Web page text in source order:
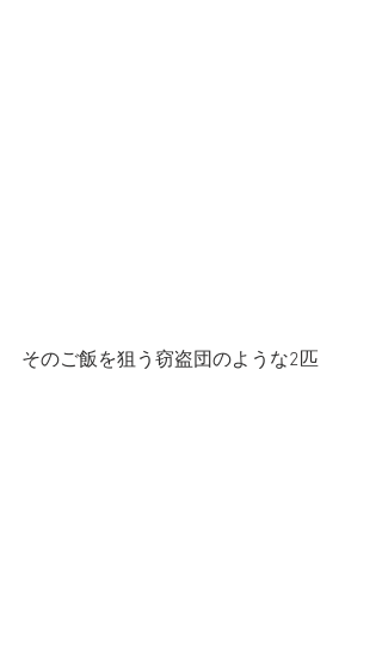
そのご飯を狙う窃盗団のような2匹